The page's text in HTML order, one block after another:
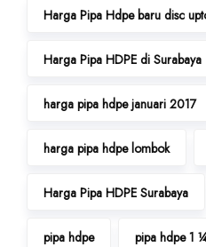
Harga Pipa Hdpe baru disc
Harga Pipa HDPE di Surabaya
harga pipa hdpe januari 2017
harga pipa hdpe lombok
Harga Pipa HDPE Surabaya
pipa hdpe pipa hdpe 1